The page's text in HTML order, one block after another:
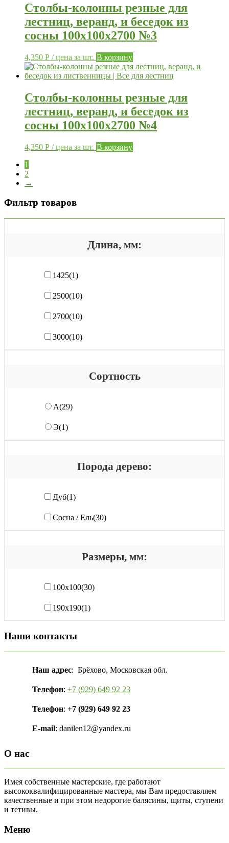
Столбы-колонны резные для
лестниц, веранд, и беседок из
сосны 100х100х2700 №3
4,350 Р / цена за шт. В корзину
Столбы-колонны резные для
лестниц, веранд, и беседок из
сосны 100х100х2700 №4
4,350 Р / цена за шт. В корзину
1
2
→
Фильтр товаров
Длина, мм:
1425(1)
2500(10)
2700(10)
3000(10)
Сортность
А(29)
Э(1)
Порода дерево:
Дуб(1)
Сосна / Ель(30)
Размеры, мм:
100х100(30)
190x190(1)
Наши контакты
Наш адрес: Брёхово, Московская обл.
Телефон: +7 (929) 649 92 23
Телефон: +7 (929) 649 92 23
E-mail: danilen12@yandex.ru
О нас
Имея собственные мастерские, где работают
высококвалифицированные мастера, мы Вам предоставляем
качественные и при этом недорогие балясины, щиты, ступени
и тетивы.
Меню